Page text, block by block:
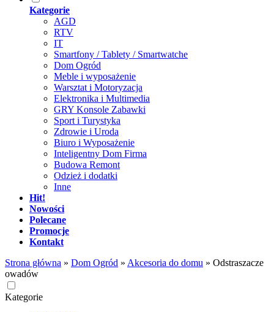
Kategorie
AGD
RTV
IT
Smartfony / Tablety / Smartwatche
Dom Ogród
Meble i wyposażenie
Warsztat i Motoryzacja
Elektronika i Multimedia
GRY Konsole Zabawki
Sport i Turystyka
Zdrowie i Uroda
Biuro i Wyposażenie
Inteligentny Dom Firma
Budowa Remont
Odzież i dodatki
Inne
Hit!
Nowości
Polecane
Promocje
Kontakt
Strona główna » Dom Ogród » Akcesoria do domu » Odstraszacze
owadów
Kategorie